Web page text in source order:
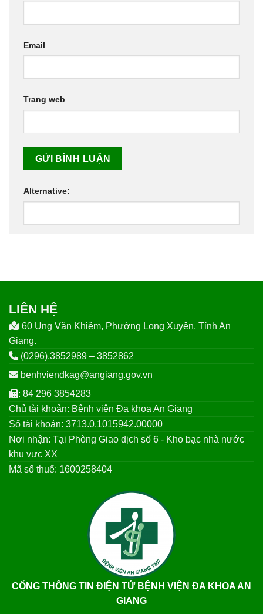
Email
Trang web
Alternative:
LIÊN HỆ
60 Ung Văn Khiêm, Phường Long Xuyên, Tỉnh An
Giang.
(0296).3852989 – 3852862
benhviendkag@angiang.gov.vn
: 84 296 3854283
Chủ tài khoản: Bệnh viện Đa khoa An Giang
Số tài khoản: 3713.0.1015942.00000
Nơi nhận: Tại Phòng Giao dịch số 6 - Kho bạc nhà nước
khu vực XX
Mã số thuế: 1600258404
CỔNG THÔNG TIN ĐIỆN TỬ BỆNH VIỆN ĐA KHOA AN
GIANG